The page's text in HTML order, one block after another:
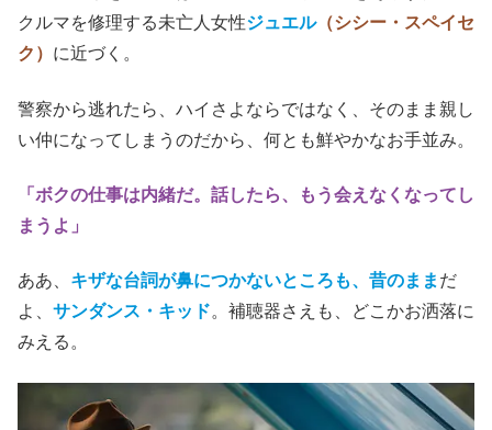
クルマを修理する未亡人女性ジュエル（シシー・スペイセ
ク） に近づく。
警察から逃れたら、ハイさよならではなく、そのまま親し
い仲になってしまうのだから、何とも鮮やかなお手並み。
「ボクの仕事は内緒だ。話したら、もう会えなくなってし
まうよ」
ああ、 キザな台詞が鼻につかないところも、昔のままだ
よ、 サンダンス・キッド。補聴器さえも、どこかお洒落に
みえる。